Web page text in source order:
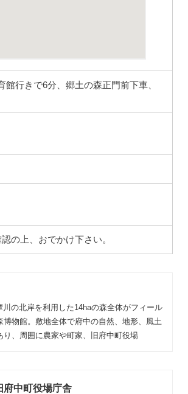
行きで6分、郷土の森正門前下車、
の上、おでかけ下さい。
の北岸を利用した14haの森全体がフィール
物館。敷地全体で府中の自然、地形、風土
、周囲に農家や町家、旧府中町役場
府中町役場庁舎